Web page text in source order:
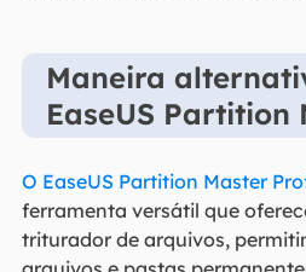
Maneira
EaseUS Partition
O EaseUS Partition Master
ferramenta versátil que
triturador de arquivos,